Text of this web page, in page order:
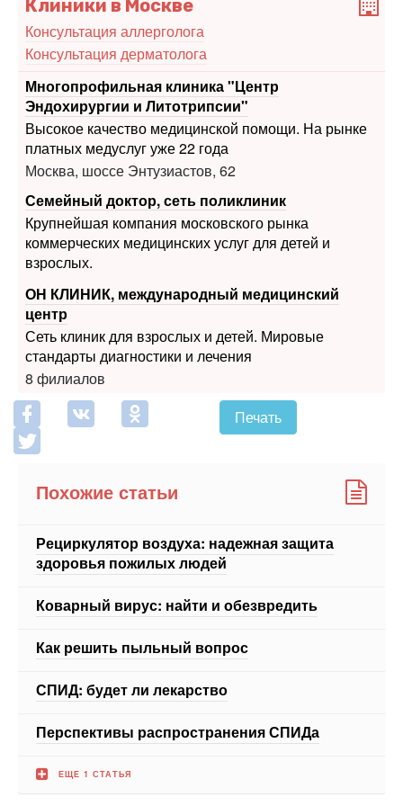
Клиники в Москве
Консультация аллерголога
Консультация дерматолога
Многопрофильная клиника "Центр
Эндохирургии и Литотрипсии"
Высокое качество медицинской помощи. На рынке
платных медуслуг уже 22 года
Москва, шоссе Энтузиастов, 62
Семейный доктор, сеть поликлиник
Крупнейшая компания московского рынка
коммерческих медицинских услуг для детей и
взрослых.
ОН КЛИНИК, международный медицинский
центр
Сеть клиник для взрослых и детей. Мировые
стандарты диагностики и лечения
8 филиалов
Печать
Похожие статьи
Рециркулятор воздуха: надежная защита
здоровья пожилых людей
Коварный вирус: найти и обезвредить
Как решить пыльный вопрос
СПИД: будет ли лекарство
Перспективы распространения СПИДа
ЕЩЕ 1 СТАТЬЯ